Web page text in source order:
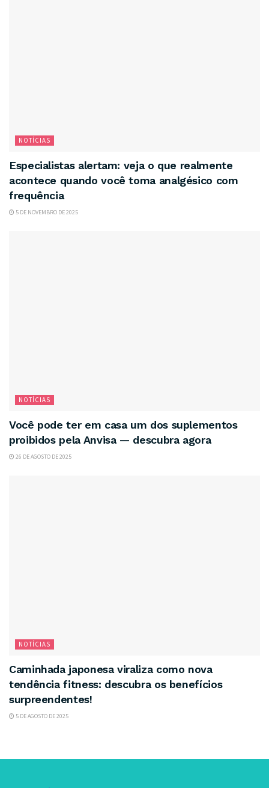
NOTÍCIAS
Especialistas alertam: veja o que realmente
acontece quando você toma analgésico com
frequência
5 DE NOVEMBRO DE 2025
NOTÍCIAS
Você pode ter em casa um dos suplementos
proibidos pela Anvisa — descubra agora
26 DE AGOSTO DE 2025
NOTÍCIAS
Caminhada japonesa viraliza como nova
tendência fitness: descubra os benefícios
surpreendentes!
5 DE AGOSTO DE 2025